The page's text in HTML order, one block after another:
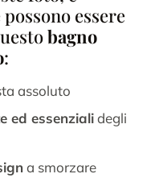
essere
bagno
:
assoluto
ed essenzialidegli
a smorzare